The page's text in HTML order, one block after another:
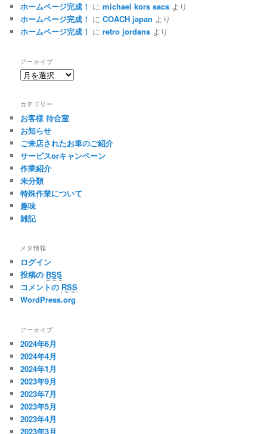
ホームページ完成！ にmichael kors sacs より
ホームページ完成！ にCOACH japan より
ホームページ完成！ にretro jordans より
アーカイブ
ア
イ
ブ
カテゴリー
お客様 待合室
お知らせ
ご来店されたお車のご紹介
サービスorキャンペーン
作業紹介
未分類
特殊作業について
趣味
雑記
メタ情報
ログイン
投稿の RSS
コメントの RSS
WordPress.org
アーカイブ
2024年6月
2024年4月
2024年1月
2023年9月
2023年7月
2023年5月
2023年4月
2023年3月